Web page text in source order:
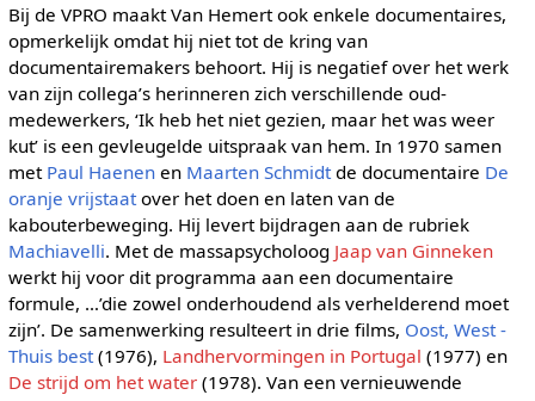
Bij de VPRO maakt Van Hemert ook enkele documentaires,
opmerkelijk omdat hij niet tot de kring van
documentairemakers behoort. Hij is negatief over het werk
van zijn collega’s herinneren zich verschillende oud-
medewerkers, ‘Ik heb het niet gezien, maar het was weer
kut’ is een gevleugelde uitspraak van hem. In 1970 samen
met Paul Haenenen Maarten Schmidtde documentaire De
oranje vrijstaatover het doen en laten van de
kabouterbeweging. Hij levert bijdragen aan de rubriek
Machiavelli. Met de massapsycholoog Jaap van Ginneken
werkt hij voor dit programma aan een documentaire
formule, …’die zowel onderhoudend als verhelderend moet
zijn’. De samenwerking resulteert in drie films, Oost, West -
Thuis best(1976), Landhervormingen in Portugal (1977) en
De strijd om het water(1978). Van een vernieuwende